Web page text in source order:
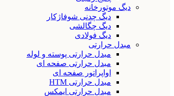
دیگ موتورخانه
دیگ چدنی شوفاژکار
دیگ چگالشی
دیگ فولادی
مبدل حرارتی
مبدل حرارتی پوسته و لوله
مبدل حرارتی صفحه ای
اواپراتور صفحه ای
مبدل حرارتی HTM
مبدل حرارتی ایمکس